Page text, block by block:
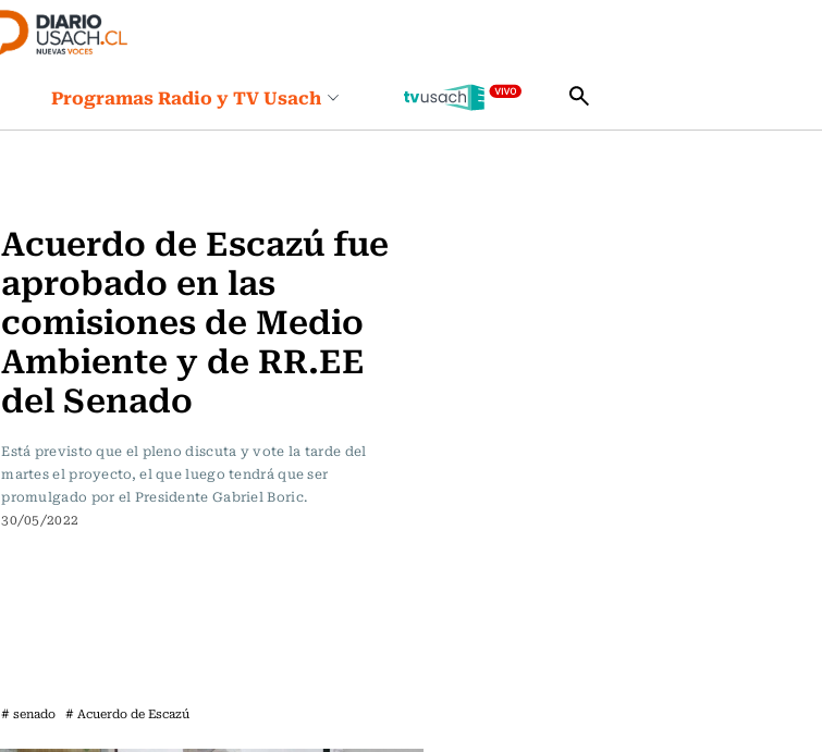
Programas Radio y TV Usach
Acuerdo de Escazú fue
aprobado en las
comisiones de Medio
Ambiente y de RR.EE
del Senado
Está previsto que el pleno discuta y vote la tarde del
martes el proyecto, el que luego tendrá que ser
promulgado por el Presidente Gabriel Boric.
30/05/2022
# senado # Acuerdo de Escazú